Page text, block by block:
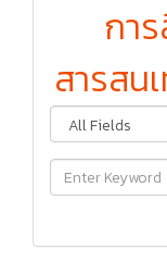
กา
สารสน